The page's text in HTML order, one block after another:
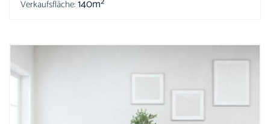
Verkaufsfläche:140m²